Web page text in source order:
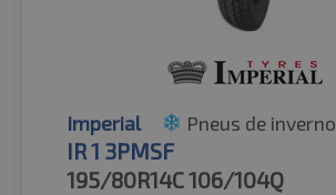
Imperial Pneus de inverno
IR 1 3PMSF
195/80R14C106/104Q